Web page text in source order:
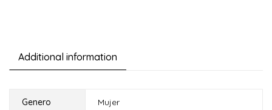
Additional information
Genero Mujer